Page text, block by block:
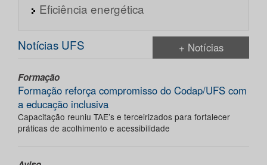
Eficiência energética
Notícias UFS + Notícias
Formação
Formação reforça compromisso do Codap/UFS com
a educação inclusiva
Capacitação reuniu TAE’s e terceirizados para fortalecer
práticas de acolhimento e acessibilidade